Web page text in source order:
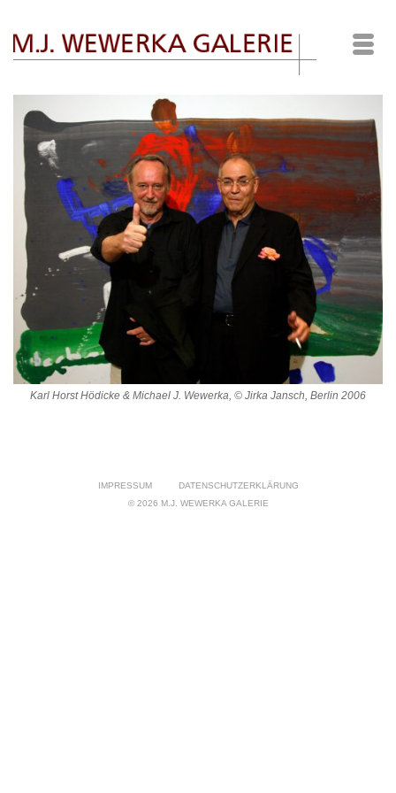
Karl Horst Hödicke & Michael J. Wewerka, © Jirka Jansch, Berlin 2006
IMPRESSUM
DATENSCHUTZERKLÄRUNG
© 2026 M.J. WEWERKA GALERIE